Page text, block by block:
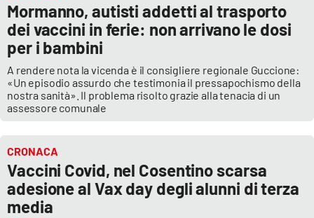
Lamezia Terme
PROGETTI
SPECIALI
Buona Sanità Calabria
LACALABRIAVISIONE
Destinazioni
Mormanno, autisti addetti al trasporto
dei vaccini in ferie: non arrivano le dosi
per i bambini
A rendere nota la vicenda è il consigliere regionale Guccione:
«Un episodio assurdo che testimonia il pressapochismo della
nostra sanità». Il problema risolto grazie alla tenacia di un
assessore comunale
CRONACA
Vaccini Covid, nel Cosentino scarsa
adesione al Vax day degli alunni di terza
media